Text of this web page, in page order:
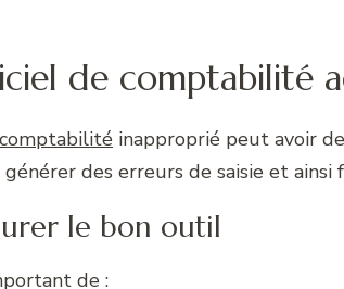
de comptabilité
inapproprié peut avoir
des erreurs de saisie et ainsi
le bon outil
de :